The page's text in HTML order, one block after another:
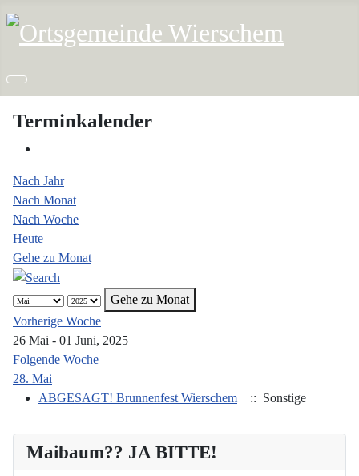
Maibaum?? JA BITTE!
Terminkalender
Nach Jahr
Nach Monat
Nach Woche
Heute
Gehe zu Monat
Gehe zu Monat
Vorherige Woche
26 Mai - 01 Juni, 2025
Folgende Woche
28. Mai
ABGESAGT! Brunnenfest Wierschem
:: Sonstige